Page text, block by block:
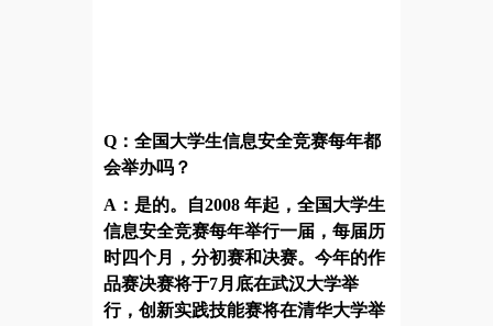
Q：全国大学生信息安全竞赛每年都
会举办吗？
A：是的。自2008 年起，全国大学生
信息安全竞赛每年举行一届，每届历
时四个月，分初赛和决赛。今年的作
品赛决赛将于7月底在武汉大学举
行，创新实践技能赛将在清华大学举